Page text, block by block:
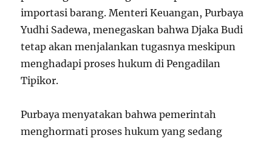
importasi barang. Menteri Keuangan, Purbaya
Yudhi Sadewa, menegaskan bahwa Djaka Budi
tetap akan menjalankan tugasnya meskipun
menghadapi proses hukum di Pengadilan
Tipikor.
Purbaya menyatakan bahwa pemerintah
menghormati proses hukum yang sedang